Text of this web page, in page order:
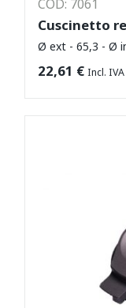
COD: 7061
Cuscinetto
Ø ext - 65,3 - Ø
22,61 € Incl.